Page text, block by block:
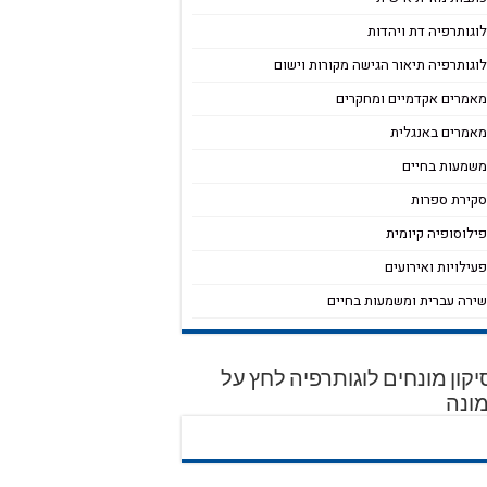
לוגותרפיה דת ויהדות
לוגותרפיה תיאור הגישה מקורות וישום
מאמרים אקדמיים ומחקרים
מאמרים באנגלית
משמעות בחיים
סקירת ספרות
פילוסופיה קיומית
פעילויות ואירועים
שירה עברית ומשמעות בחיים
מונחים לוגותרפיה לחץ על